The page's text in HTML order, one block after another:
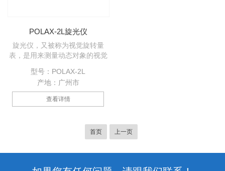
POLAX-2L旋光仪
旋光仪，又被称为视觉旋转量
表，是用来测量动态对象的视觉
抗坏血酸和胺酸钠等。
型号：POLAX-2L
产地：广州市
查看详情
首页 上一页